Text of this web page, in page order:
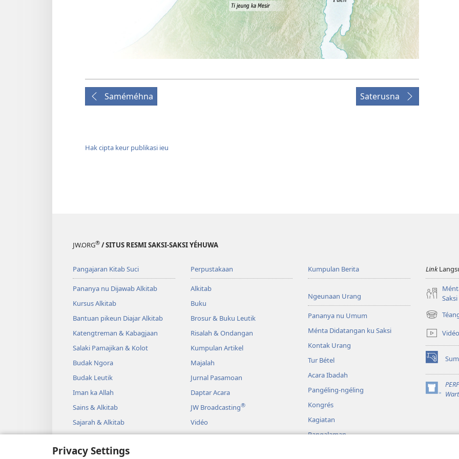
Privacy Settings
Saméméhna Saterusna
Hak cipta keur publikasi ieu
JW.ORG® / SITUS RESMI SAKSI-SAKSI YÉHUWA
Pangajaran Kitab Suci
Pananya nu Dijawab Alkitab
Kursus Alkitab
Bantuan pikeun Diajar Alkitab
Katengtreman & Kabagjaan
Salaki Pamajikan & Kolot
Budak Ngora
Budak Leutik
Iman ka Allah
Sains & Alkitab
Sajarah & Alkitab
Perpustakaan
Alkitab
Buku
Brosur & Buku Leutik
Risalah & Ondangan
Kumpulan Artikel
Majalah
Jurnal Pasamoan
Daptar Acara
JW Broadcasting®
Vidéo
Musik
Kumpulan Berita
Ngeunaan Urang
Pananya nu Umum
Ménta Didatangan ku Saksi
Kontak Urang
Tur Bétel
Acara Ibadah
Pangéling-ngéling
Kongrés
Kagiatan
Pangalaman
Link
Saksi
(dibuka
di
window
anyar)
Vidéo
(dibuka
di
window
anyar)
(dibuka